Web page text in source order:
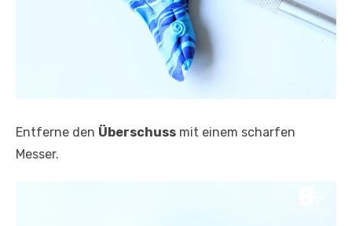
Entferne den Überschuss mit einem scharfen
Messer.